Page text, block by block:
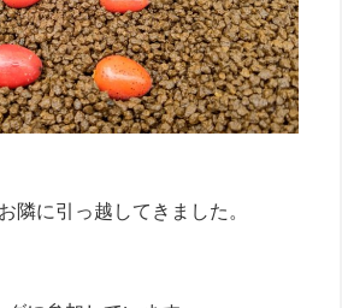
隣に引っ越してきました。